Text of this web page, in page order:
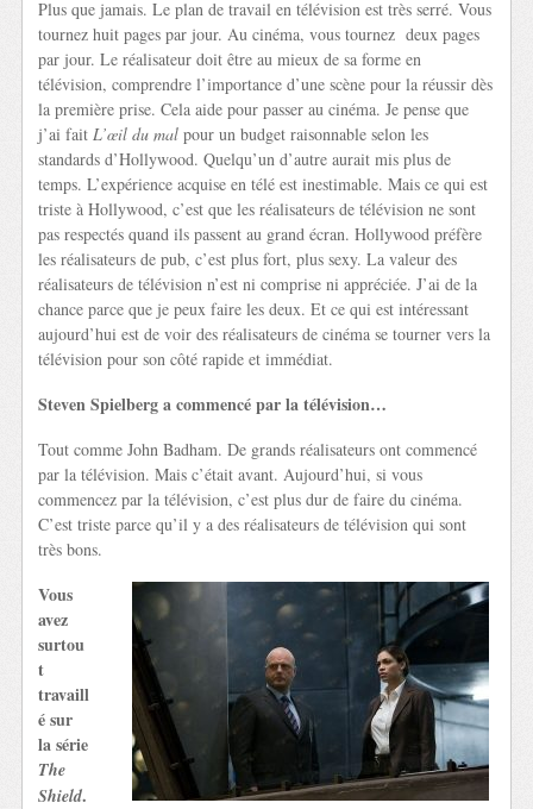
Plus que jamais. Le plan de travail en télévision est très serré. Vous
tournez huit pages par jour. Au cinéma, vous tournez deux pages
par jour. Le réalisateur doit être au mieux de sa forme en
télévision, comprendre l’importance d’une scène pour la réussir dès
la première prise. Cela aide pour passer au cinéma. Je pense que
j’ai faitL’œil du mal pour un budget raisonnable selon les
standards d’Hollywood. Quelqu’un d’autre aurait mis plus de
temps. L’expérience acquise en télé est inestimable. Mais ce qui est
triste à Hollywood, c’est que les réalisateurs de télévision ne sont
pas respectés quand ils passent au grand écran. Hollywood préfère
les réalisateurs de pub, c’est plus fort, plus sexy. La valeur des
réalisateurs de télévision n’est ni comprise ni appréciée. J’ai de la
chance parce que je peux faire les deux. Et ce qui est intéressant
aujourd’hui est de voir des réalisateurs de cinéma se tourner vers la
télévision pour son côté rapide et immédiat.
Steven Spielberg a commencé par la télévision…
Tout comme John Badham. De grands réalisateurs ont commencé
par la télévision. Mais c’était avant. Aujourd’hui, si vous
commencez par la télévision, c’est plus dur de faire du cinéma.
C’est triste parce qu’il y a des réalisateurs de télévision qui sont
très bons.
Vous
avez
surtou
t
travaill
é sur
la série
The
Shield.